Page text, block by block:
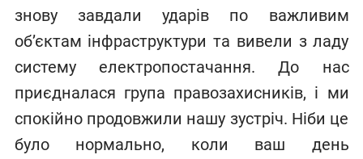
знову завдали ударів по важливим
об’єктам інфраструктури та вивели з ладу
систему електропостачання. До нас
приєдналася група правозахисників, і ми
спокійно продовжили нашу зустріч. Ніби це
було нормально, коли ваш день